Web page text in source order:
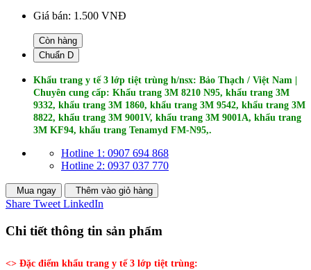
Giá bán: 1.500 VNĐ
Còn hàng
Chuẩn D
Khẩu trang y tế 3 lớp tiệt trùng h/nsx: Bảo Thạch / Việt Nam
Chuyên cung cấp: Khẩu trang 3M 8210 N95, khẩu trang 3M
9332, khẩu trang 3M 1860, khẩu trang 3M 9542, khẩu trang 3M
8822, khẩu trang 3M 9001V, khẩu trang 3M 9001A, khẩu trang
3M KF94, khẩu trang Tenamyd FM-N95,.
Hotline 1: 0907 694 868
Hotline 2: 0937 037 770
Mua ngay Thêm vào giỏ hàng
Share Tweet LinkedIn
Chi tiết thông tin sản phẩm
<> Đặc điểm khẩu trang y tế 3 lớp tiệt trùng: